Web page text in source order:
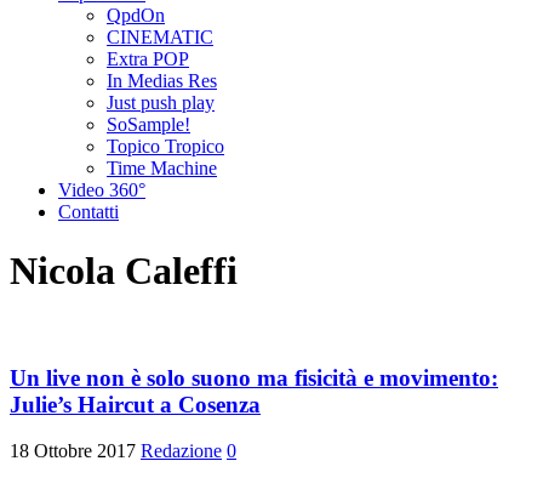
QpdOn
CINEMATIC
Extra POP
In Medias Res
Just push play
SoSample!
Topico Tropico
Time Machine
Video 360°
Contatti
Nicola Caleffi
Un live non è solo suono ma fisicità e movimento:
Julie’s Haircut a Cosenza
18 Ottobre 2017 Redazione 0